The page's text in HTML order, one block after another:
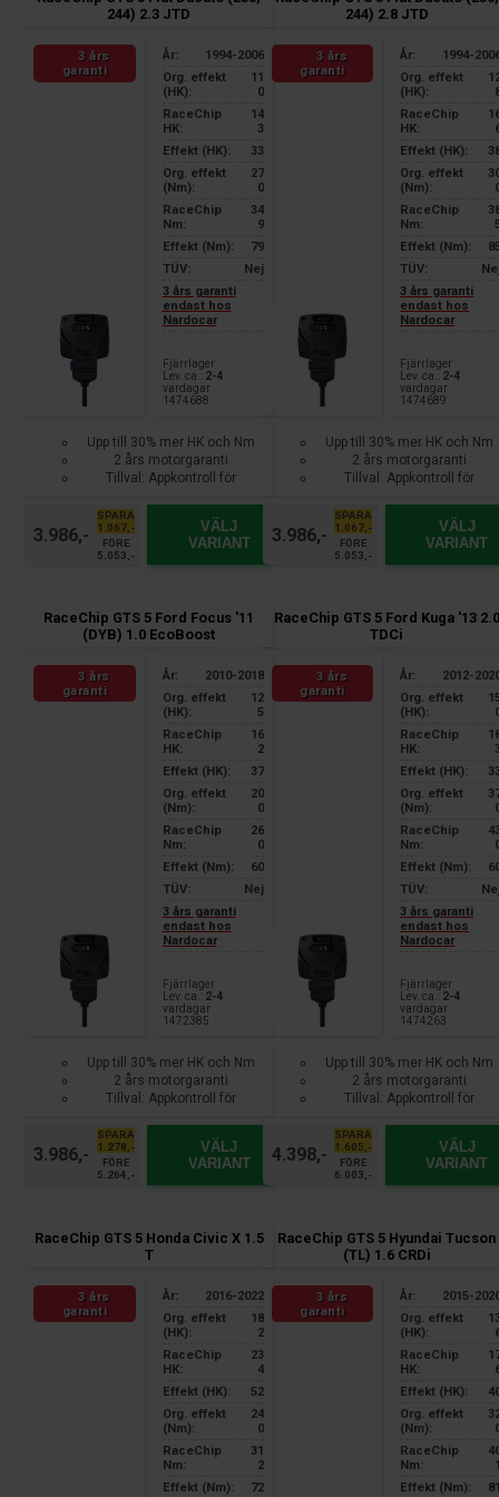
244) 2.3 JTD
3 års
garanti
År:
1994-2006
Org. effekt
(HK):
11
0
RaceChip
HK:
14
3
Effekt (HK):
33
Org. effekt
(Nm):
27
0
RaceChip
Nm:
34
9
Effekt (Nm):
79
TÜV:
Nej
3 års garanti
endast hos
Nardocar
Fjärrlager
Lev. ca.: 2-4
vardagar
1474688
Upp till 30% mer HK och Nm
2 års motorgaranti
Tillval: Appkontroll för
3.986,-
SPARA
1.067,-
FÖRE
5.053,-
VÄLJ
VARIANT
244) 2.8 JTD
3 års
garanti
År:
1994-
Org. effekt
(HK):
RaceChip
HK:
Effekt (HK):
Org. effekt
(Nm):
RaceChip
Nm:
Effekt (Nm):
TÜV:
3 års garanti
endast hos
Nardocar
Fjärrlager
Lev. ca.: 2-4
vardagar
1474689
Upp till 30% mer HK och Nm
2 års motorgaranti
Tillval: Appkontroll för
3.986,-
SPARA
1.067,-
FÖRE
5.053,-
VÄLJ
VARIANT
RaceChip GTS 5 Ford Focus '11
(DYB) 1.0 EcoBoost
3 års
garanti
År:
2010-2018
Org. effekt
(HK):
12
5
RaceChip
HK:
16
2
Effekt (HK):
37
Org. effekt
(Nm):
20
0
RaceChip
Nm:
26
0
Effekt (Nm):
60
TÜV:
Nej
3 års garanti
endast hos
Nardocar
Fjärrlager
Lev. ca.:
2-4
vardagar
1472385
Upp till 30% mer HK och Nm
2 års motorgaranti
Tillval: Appkontroll för
3.986,-
SPARA
1.278,-
FÖRE
5.264,-
VÄLJ
VARIANT
RaceChip GTS 5 Ford Kuga '13 2.0
TDCi
3 års
garanti
År:
2012-
Org. effekt
(HK):
RaceChip
HK:
Effekt (HK):
Org. effekt
(Nm):
RaceChip
Nm:
Effekt (Nm):
TÜV:
3 års garanti
endast hos
Nardocar
Fjärrlager
Lev. ca.: 2-4
vardagar
1474263
Upp till 30% mer HK och Nm
2 års motorgaranti
Tillval: Appkontroll för
4.398,-
SPARA
1.605,-
FÖRE
6.003,-
VÄLJ
VARIANT
RaceChip GTS 5 Honda Civic X 1.5
T
3 års
garanti
År:
2016-2022
Org. effekt
(HK):
18
2
RaceChip
HK:
23
4
Effekt (HK):
52
Org. effekt
(Nm):
24
0
RaceChip
Nm:
31
2
Effekt (Nm):
72
RaceChip GTS 5 Hyundai Tucson
(TL) 1.6 CRDi
3 års
garanti
År:
2015-
Org. effekt
(HK):
RaceChip
HK:
Effekt (HK):
Org. effekt
(Nm):
RaceChip
Nm:
Effekt (Nm):